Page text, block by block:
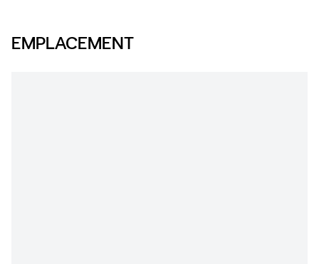
EMPLACEMENT